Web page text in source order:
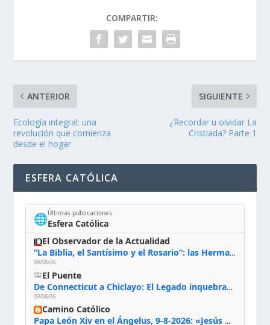
COMPARTIR:
ANTERIOR
Ecología integral: una
revolución que comienza
desde el hogar
SIGUIENTE
¿Recordar u olvidar La
Cristiada? Parte 1
ESFERA CATÓLICA
🌐Últimas publicaciones
Esfera Católica
El Observador de la Actualidad
“La Biblia, el Santísimo y el Rosario”: las Hermanas de Belén, evacuadas por el incendio de Huelva, España
09/08/26
El Puente
De Connecticut a Chiclayo: El Legado inquebrantable de Monseñor Juan Tomis Stack
09/08/26
Camino Católico
Papa León Xiv en el Ángelus, 9-8-2026: «Jesús no nos abandona y si lo acogemos con humildad con la oración, los sacramentos y la escucha de su Palabra, en Él encontraremos paz, luz y fuerza para nuestro camino»